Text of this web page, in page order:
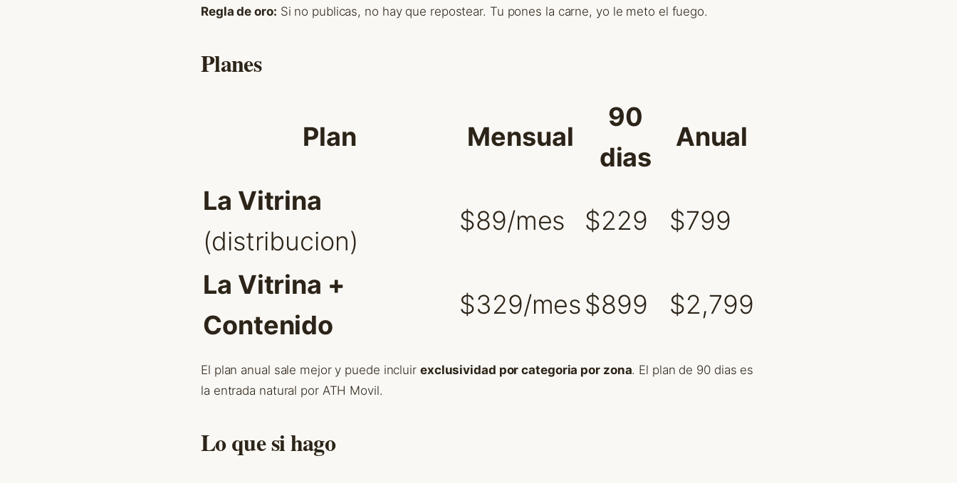
Regla de oro: Si no publicas, no hay que repostear. Tu pones la carne, yo le meto el fuego.
Planes
Plan Mensual
90
dias
Anual
La Vitrina
(distribucion)
$89/mes $229 $799
La Vitrina +
Contenido
$329/mes$899 $2,799
El plan anual sale mejor y puede incluir exclusividad por categoria por zona. El plan de 90 dias es
la entrada natural por ATH Movil.
Lo que si hago